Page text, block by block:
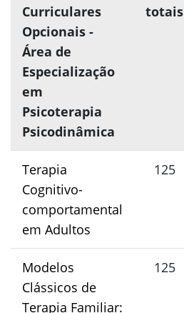
Curriculares
Opcionais -
Área de
Especialização
em
Psicoterapia
Psicodinâmica
totais
Terapia
Cognitivo-
comportamental
em Adultos
125
Modelos
Clássicos de
Terapia Familiar:
125